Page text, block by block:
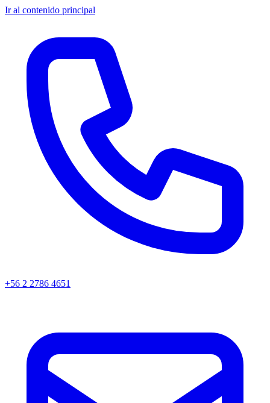
Ir al contenido principal
+56 2 2786 4651